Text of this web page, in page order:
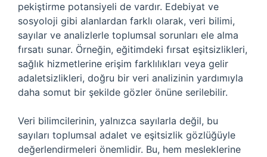
pekiştirme potansiyeli de vardır. Edebiyat ve
sosyoloji gibi alanlardan farklı olarak, veri bilimi,
sayılar ve analizlerle toplumsal sorunları ele alma
fırsatı sunar. Örneğin, eğitimdeki fırsat eşitsizlikleri,
sağlık hizmetlerine erişim farklılıkları veya gelir
adaletsizlikleri, doğru bir veri analizinin yardımıyla
daha somut bir şekilde gözler önüne serilebilir.
Veri bilimcilerinin, yalnızca sayılarla değil, bu
sayıları toplumsal adalet ve eşitsizlik gözlüğüyle
değerlendirmeleri önemlidir. Bu, hem mesleklerine